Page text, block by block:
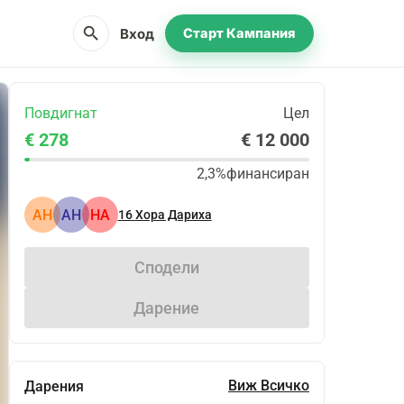
search Вход Старт Кампания
Повдигнат Цел
€ 278 € 12 000
2,3%финансиран
АН АН HA 16Хора Дариха
Сподели
Дарение
Дарения Виж Всичко